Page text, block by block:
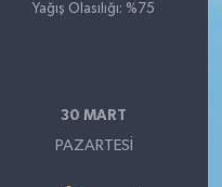
Yağış Olasılığı: %75
30 MART
PAZARTESI